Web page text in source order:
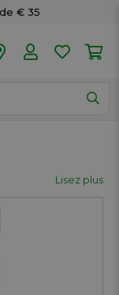
€ 35
Lisez plus